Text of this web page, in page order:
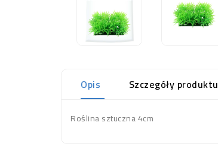
Opis Szczegóły produktu
Roślina sztuczna 4cm